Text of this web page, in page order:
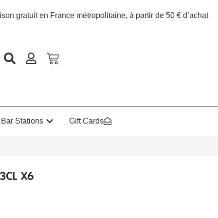
gratuit en France métropolitaine, à partir de 50 € d’achat
Bar Stations Gift Cards
X6